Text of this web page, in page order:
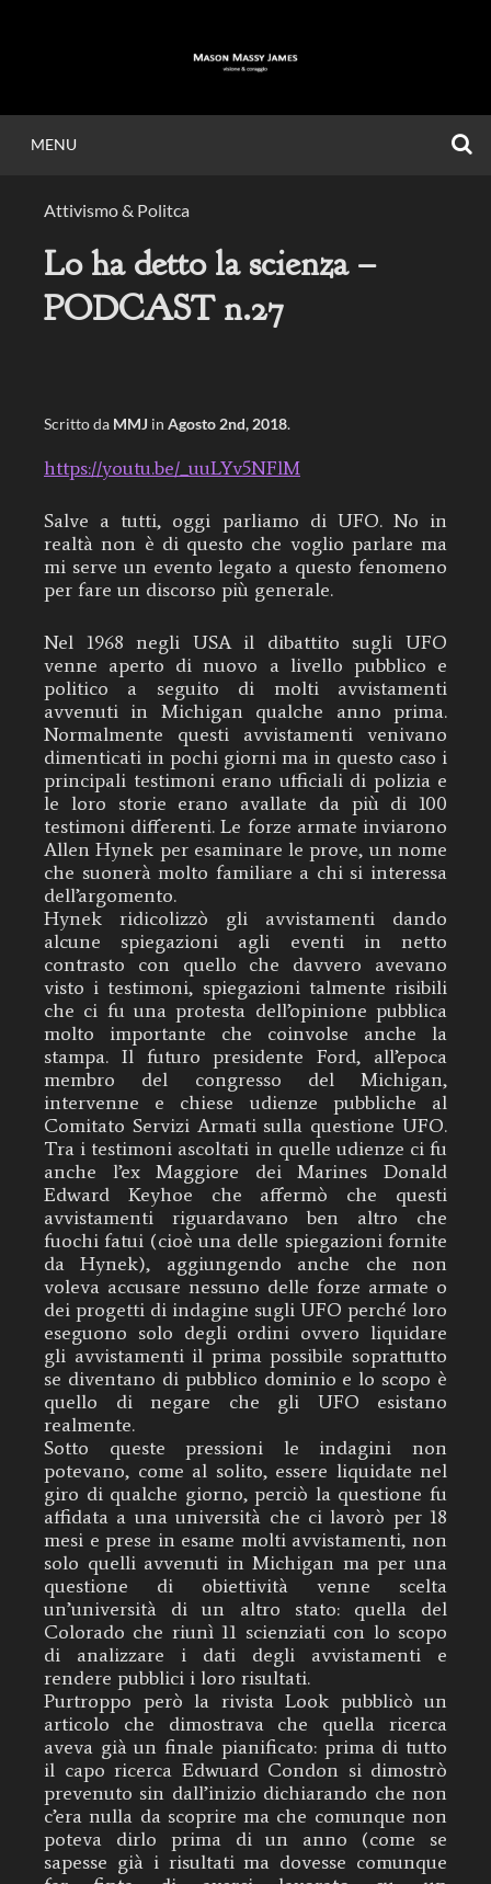
MASON MASSY
JAMES
Visione & Coraggio.
MENU
Attivismo & Politca
Lo ha detto la scienza –
PODCAST n.27
Scritto da MMJ in Agosto 2nd, 2018.
https://youtu.be/_uuLYv5NFlM
Salve a tutti, oggi parliamo di UFO. No in
realtà non è di questo che voglio parlare ma
mi serve un evento legato a questo fenomeno
per fare un discorso più generale.
Nel 1968 negli USA il dibattito sugli UFO
venne aperto di nuovo a livello pubblico e
politico a seguito di molti avvistamenti
avvenuti in Michigan qualche anno prima.
Normalmente questi avvistamenti venivano
dimenticati in pochi giorni ma in questo caso i
principali testimoni erano ufficiali di polizia e
le loro storie erano avallate da più di 100
testimoni differenti. Le forze armate inviarono
Allen Hynek per esaminare le prove, un nome
che suonerà molto familiare a chi si interessa
dell’argomento.
Hynek ridicolizzò gli avvistamenti dando
alcune spiegazioni agli eventi in netto
contrasto con quello che davvero avevano
visto i testimoni, spiegazioni talmente risibili
che ci fu una protesta dell’opinione pubblica
molto importante che coinvolse anche la
stampa. Il futuro presidente Ford, all’epoca
membro del congresso del Michigan,
intervenne e chiese udienze pubbliche al
Comitato Servizi Armati sulla questione UFO.
Tra i testimoni ascoltati in quelle udienze ci fu
anche l’ex Maggiore dei Marines Donald
Edward Keyhoe che affermò che questi
avvistamenti riguardavano ben altro che
fuochi fatui (cioè una delle spiegazioni fornite
da Hynek), aggiungendo anche che non
voleva accusare nessuno delle forze armate o
dei progetti di indagine sugli UFO perché loro
eseguono solo degli ordini ovvero liquidare
gli avvistamenti il prima possibile soprattutto
se diventano di pubblico dominio e lo scopo è
quello di negare che gli UFO esistano
realmente.
Sotto queste pressioni le indagini non
potevano, come al solito, essere liquidate nel
giro di qualche giorno, perciò la questione fu
affidata a una università che ci lavorò per 18
mesi e prese in esame molti avvistamenti, non
solo quelli avvenuti in Michigan ma per una
questione di obiettività venne scelta
un’università di un altro stato: quella del
Colorado che riunì 11 scienziati con lo scopo
di analizzare i dati degli avvistamenti e
rendere pubblici i loro risultati.
Purtroppo però la rivista Look pubblicò un
articolo che dimostrava che quella ricerca
aveva già un finale pianificato: prima di tutto
il capo ricerca Edwuard Condon si dimostrò
prevenuto sin dall’inizio dichiarando che non
c’era nulla da scoprire ma che comunque non
poteva dirlo prima di un anno (come se
sapesse già i risultati ma dovesse comunque